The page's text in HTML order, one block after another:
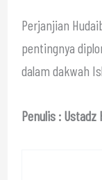
Perjanjian
pentingnya
dalam dakwah
Penulis : Ustadz